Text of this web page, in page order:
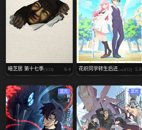
暗芝居 第十七季(3/13) 6.4 花织同学转生后还... (4/12) 5.8
蓝光 蓝光